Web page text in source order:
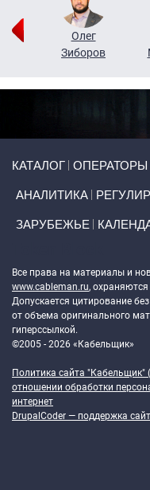
Олег
Зиборов
КАТАЛОГ ОПЕРАТОРЫ
АНАЛИТИКА
ЗАРУБЕЖЬЕ
Все права на материалы и
www.cableman.ru,
Допускается цитирование
от объема оригинального
гиперссылкой.
©2005 - 2026 «Кабельщик»
Политика сайта "Кабельщик"
отношении обработки
интернет
DrupalCoder — поддержка